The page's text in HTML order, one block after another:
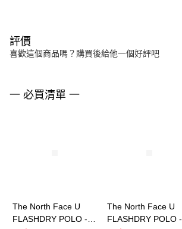
評價
喜歡這個商品嗎？購買後給他一個好評吧
一 必買清單 一
The North Face U
FLASHDRY POLO -
The North Face U
FLASHDRY POLO -